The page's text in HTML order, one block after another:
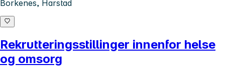
Borkenes, Harstad
Rekrutteringsstillinger innenfor helse
og omsorg